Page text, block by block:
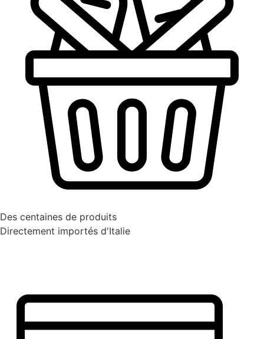
Des centaines de produits
Directement importés d'Italie